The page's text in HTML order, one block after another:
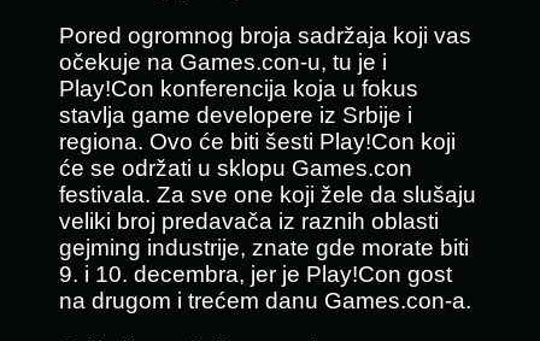
Pored ogromnog broja sadržaja koji vas
očekuje na Games.con-u, tu je i
Play!Con konferencija koja u fokus
stavlja game developere iz Srbije i
regiona. Ovo će biti šesti Play!Con koji
će se održati u sklopu Games.con
festivala. Za sve one koji žele da slušaju
veliki broj predavača iz raznih oblasti
gejming industrije, znate gde morate biti
9. i 10. decembra, jer je Play!Con gost
na drugom i trećem danu Games.con-a.